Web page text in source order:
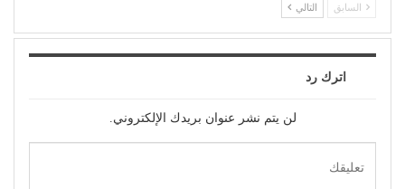
السابق التالي
اترك رد
لن يتم نشر عنوان بريدك الإلكتروني.